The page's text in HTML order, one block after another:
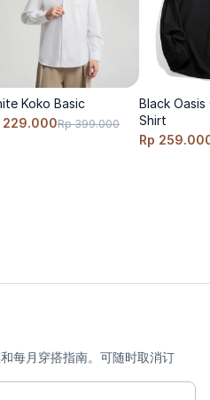
在脚踝以上。
更宽松的穿感，建议加大 1 个
体重 60 Kg
Koko Basic
229.000Rp 399.000
Black
Shirt
Rp
每月穿搭指南。可随时取消订